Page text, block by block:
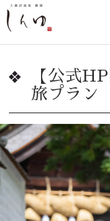
【公式
旅プラン